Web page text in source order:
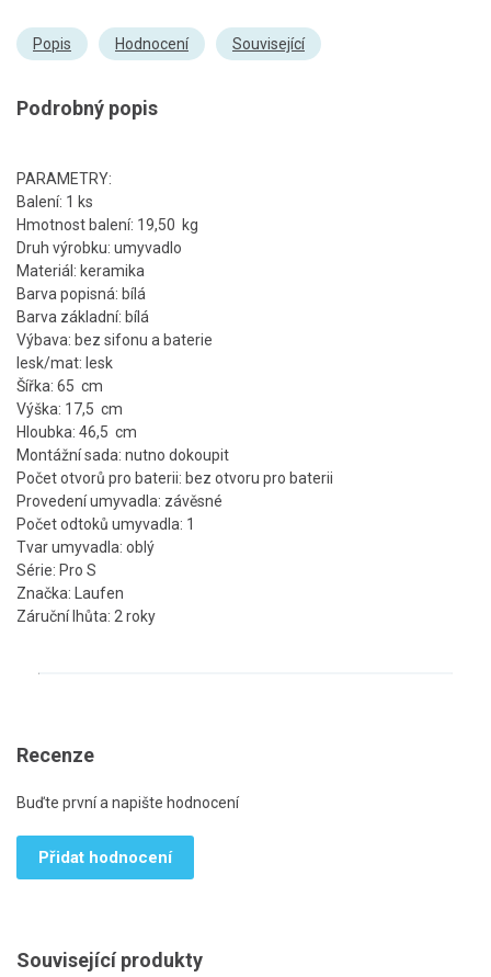
Popis Hodnocení Související
Podrobný popis
PARAMETRY:
Balení: 1 ks
Hmotnost balení: 19,50 kg
Druh výrobku: umyvadlo
Materiál: keramika
Barva popisná: bílá
Barva základní: bílá
Výbava: bez sifonu a baterie
lesk/mat: lesk
Šířka: 65 cm
Výška: 17,5 cm
Hloubka: 46,5 cm
Montážní sada: nutno dokoupit
Počet otvorů pro baterii: bez otvoru pro baterii
Provedení umyvadla: závěsné
Počet odtoků umyvadla: 1
Tvar umyvadla: oblý
Série: Pro S
Značka: Laufen
Záruční lhůta: 2 roky
Recenze
Buďte první a napište hodnocení
Přidat hodnocení
Související produkty